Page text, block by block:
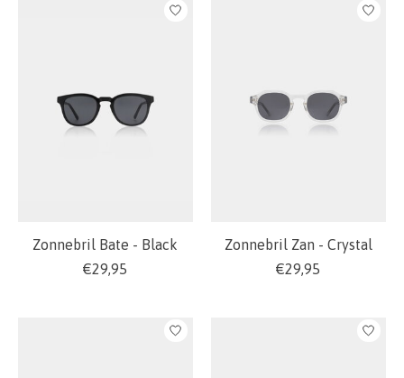
Zonnebril Bate - Black
€29,95
Zonnebril Zan - Crystal
€29,95